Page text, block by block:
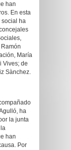
han
En esta
social ha
María
Vives; de
Sànchez.
ha
la junta
han
Por